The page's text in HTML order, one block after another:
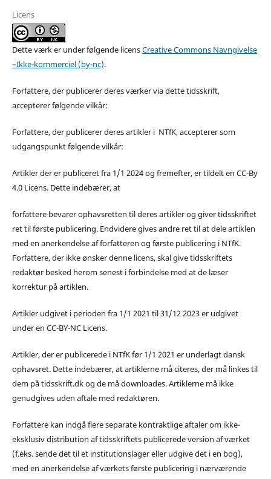
Licens
Dette værk er under følgende licensCreative Commons Navngivelse
–Ikke-kommerciel (by-nc).
Forfattere, der publicerer deres værker via dette tidsskrift,
accepterer følgende vilkår:
Forfattere, der publicerer deres artikler i NTfK, accepterer som
udgangspunkt følgende vilkår:
Artikler der er publiceret fra 1/1 2024 og fremefter, er tildelt en CC-By
4.0 Licens. Dette indebærer, at
forfattere bevarer ophavsretten til deres artikler og giver tidsskriftet
ret til første publicering. Endvidere gives andre ret til at dele artiklen
med en anerkendelse af forfatteren og første publicering i NTfK.
Forfattere, der ikke ønsker denne licens, skal give tidsskriftets
redaktør besked herom senest i forbindelse med at de læser
korrektur på artiklen.
Artikler udgivet i perioden fra 1/1 2021 til 31/12 2023 er udgivet
under en CC-BY-NC Licens.
Artikler, der er publicerede i NTfK før 1/1 2021 er underlagt dansk
ophavsret. Dette indebærer, at artiklerne må citeres, der må linkes til
dem på tidsskrift.dk og de må downloades. Artiklerne må ikke
genudgives uden aftale med redaktøren.
Forfattere kan indgå flere separate kontraktlige aftaler om ikke-
eksklusiv distribution af tidsskriftets publicerede version af værket
(f.eks. sende det til et institutionslager eller udgive det i en bog),
med en anerkendelse af værkets første publicering i nærværende